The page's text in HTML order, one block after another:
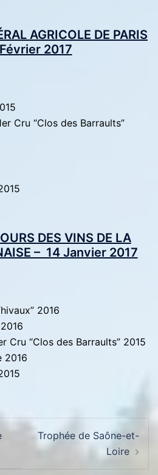
AGRICOLE DE PARIS
2017
Cru “Clos des Barraults”
DES VINS DE LA
– 14 Janvier 2017
2016
Cru “Clos des Barraults” 2015
2016
Trophée de Saône-et-
Loire